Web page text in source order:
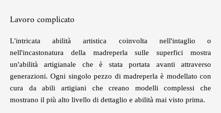
Lavoro complicato
L'intricata abilità artistica coinvolta nell'intaglio o
nell'incastonatura della madreperla sulle superfici mostra
un'abilità artigianale che è stata portata avanti attraverso
generazioni. Ogni singolo pezzo di madreperla è modellato con
cura da abili artigiani che creano modelli complessi che
mostrano il più alto livello di dettaglio e abilità mai visto prima.